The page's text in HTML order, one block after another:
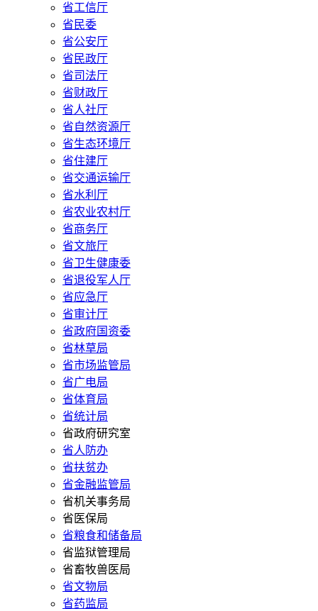
省工信厅
省民委
省公安厅
省民政厅
省司法厅
省财政厅
省人社厅
省自然资源厅
省生态环境厅
省住建厅
省交通运输厅
省水利厅
省农业农村厅
省商务厅
省文旅厅
省卫生健康委
省退役军人厅
省应急厅
省审计厅
省政府国资委
省林草局
省市场监管局
省广电局
省体育局
省统计局
省政府研究室
省人防办
省扶贫办
省金融监管局
省机关事务局
省医保局
省粮食和储备局
省监狱管理局
省畜牧兽医局
省文物局
省药监局